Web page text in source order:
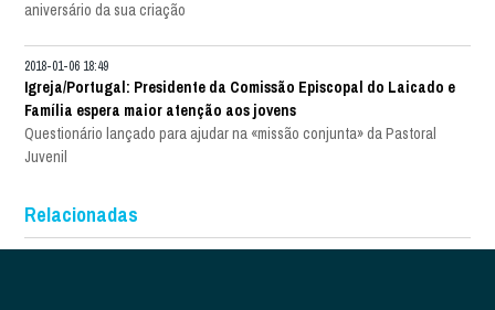
aniversário da sua criação
2018-01-06 18:49
Igreja/Portugal: Presidente da Comissão Episcopal do Laicado e
Família espera maior atenção aos jovens
Questionário lançado para ajudar na «missão conjunta» da Pastoral
Juvenil
Relacionadas